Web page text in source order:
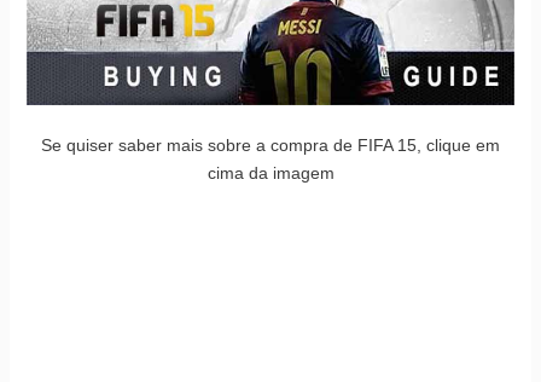
Se quiser saber mais sobre a compra de FIFA 15, clique em
cima da imagem